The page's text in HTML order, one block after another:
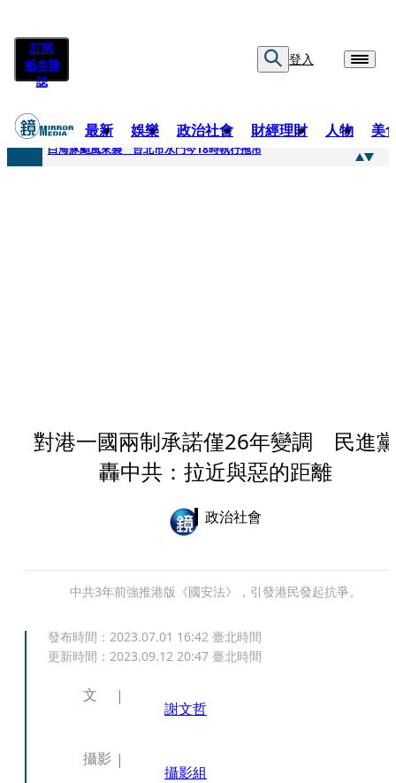
訂閱
紙本雜
誌
登入
最新 娛樂 政治社會 財經理財 人物 美
快訊
白海豚颱風來襲 台北市水門今18時執行拖吊
對港一國兩制承諾僅26年變調 民進
轟中共：拉近與惡的距離
政治社會
中共3年前強推港版《國安法》，引發港民發起抗爭。
發布時間： 2023.07.01 16:42 臺北時間
更新時間： 2023.09.12 20:47 臺北時間
文
謝文哲
攝影
攝影組